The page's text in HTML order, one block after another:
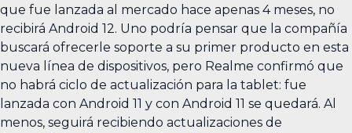
que fue lanzada al mercado hace apenas 4 meses, no
recibirá Android 12. Uno podría pensar que la compañía
buscará ofrecerle soporte a su primer producto en esta
nueva línea de dispositivos, pero Realme confirmó que
no habrá ciclo de actualización para la tablet: fue
lanzada con Android 11 y con Android 11 se quedará. Al
menos, seguirá recibiendo actualizaciones de